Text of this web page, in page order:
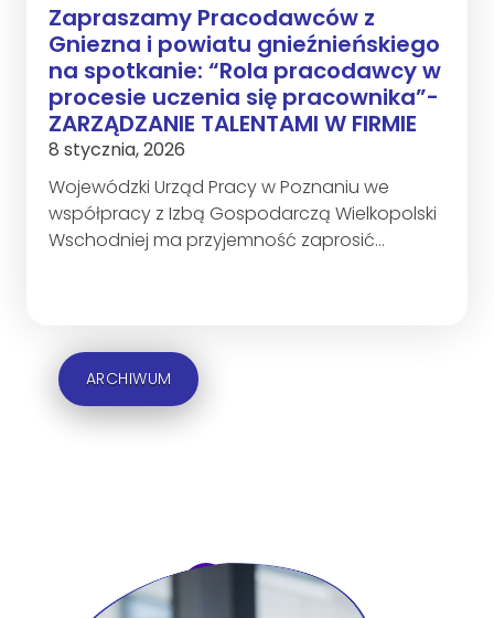
Zapraszamy Pracodawców z
Gniezna i powiatu gnieźnieńskiego
na spotkanie: “Rola pracodawcy w
procesie uczenia się pracownika”-
ZARZĄDZANIE TALENTAMI W FIRMIE
8 stycznia, 2026
Wojewódzki Urząd Pracy w Poznaniu we
współpracy z Izbą Gospodarczą Wielkopolski
Wschodniej ma przyjemność zaprosić…
ARCHIWUM